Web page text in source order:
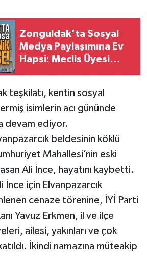
Zonguldak'ta Sosyal
Medya Paylaşımına Ev
Hapsi: Meclis Üyesi
Takıldı!
teşkilatı, kentin sosyal
isimlerin acı gününde
devam ediyor.
beldesinin köklü
Mahallesi’nin eski
Ali İnce, hayatını kaybetti.
İnce için Elvanpazarcık
cenaze törenine, İYİ Parti
Yavuz Erkmen, il ve ilçe
ailesi, yakınları ve çok
İkindi namazına müteakip